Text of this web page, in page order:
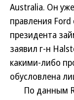
Australia. Он
правления
президента
заявил г-н
какими-либо
обусловлена
По данным